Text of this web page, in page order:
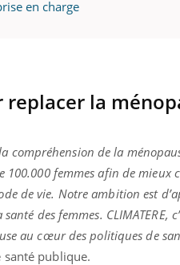
en charge
la
compréhension de la
femmes afin de mieux
de vie. Notre ambition est
des femmes. CLIMATERE,
au cœur des politiques de
santé publique.
Youtube
Insuline &
osait en
reste
patients